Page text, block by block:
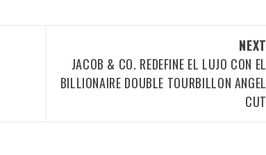
NEXT
JACOB & CO. REDEFINE EL LUJO CON EL
BILLIONAIRE DOUBLE TOURBILLON ANGEL
CUT